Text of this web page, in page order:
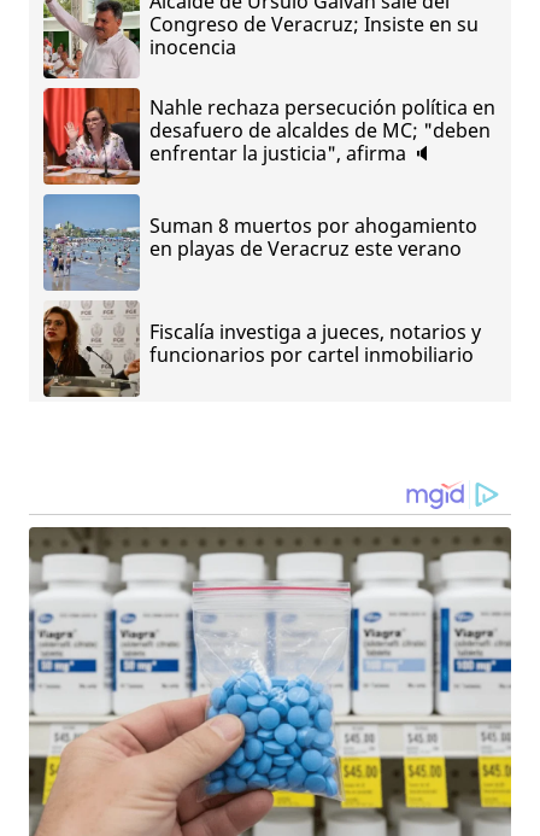
Congreso de Veracruz; Insiste en su
inocencia
Nahle rechaza persecución política en
desafuero de alcaldes de MC; "deben
enfrentar la justicia", afirma 🔈
Suman 8 muertos por ahogamiento
en playas de Veracruz este verano
Fiscalía investiga a jueces, notarios y
funcionarios por cartel inmobiliario